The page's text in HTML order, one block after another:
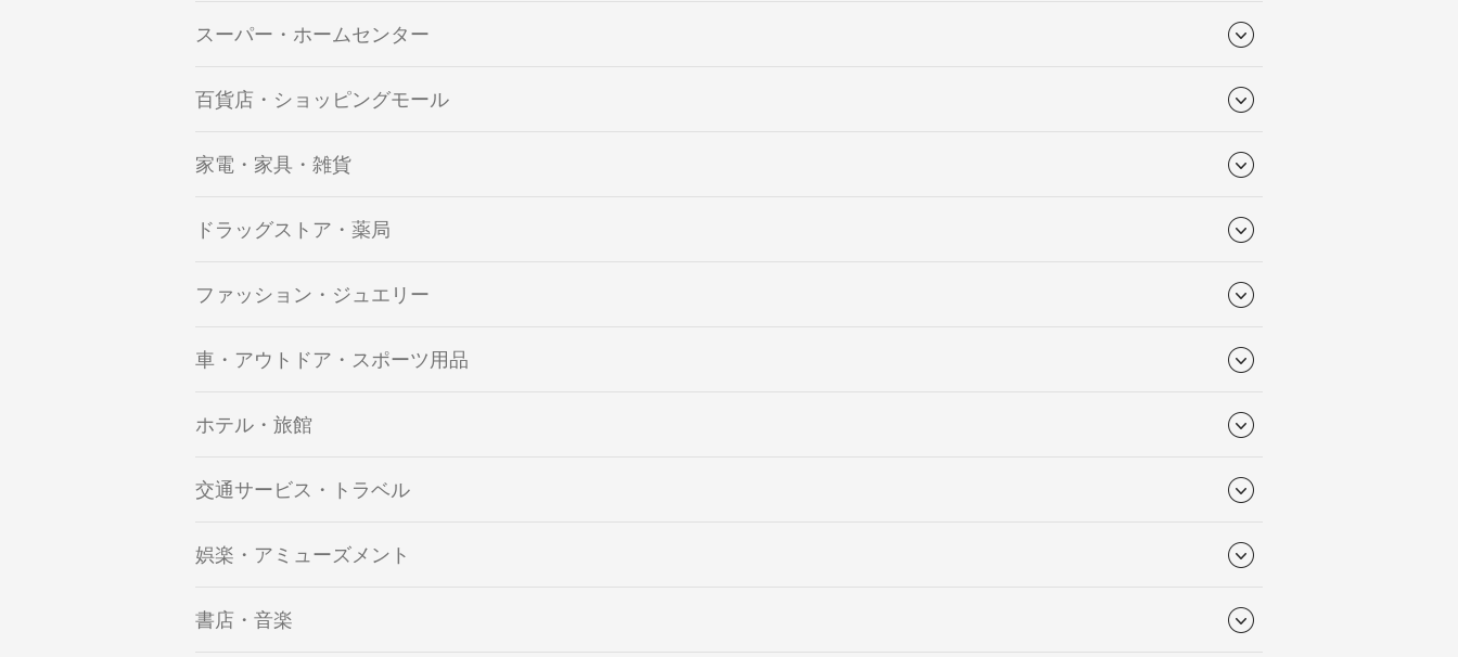
スーパー・ホームセンター
百貨店・ショッピングモール
家電・家具・雑貨
ドラッグストア・薬局
ファッション・ジュエリー
車・アウトドア・スポーツ用品
ホテル・旅館
交通サービス・トラベル
娯楽・アミューズメント
書店・音楽